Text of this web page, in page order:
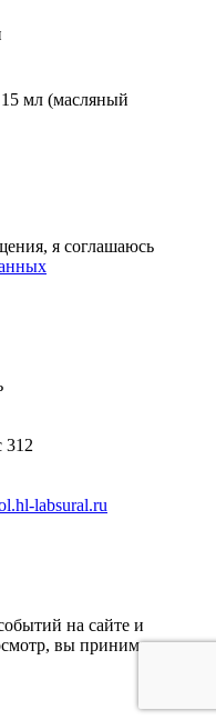
мл (масляный
я соглашаюсь
312
на сайте и
вы принимаете